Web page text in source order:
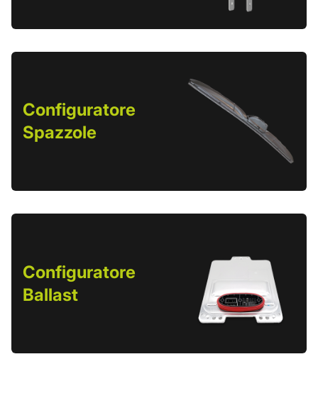
Configuratore
Spazzole
Configuratore
Ballast